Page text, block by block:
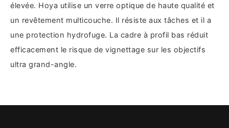
élevée. Hoya utilise un verre optique de haute qualité et
un revêtement multicouche. Il résiste aux tâches et il a
une protection hydrofuge. La cadre à profil bas réduit
efficacement le risque de vignettage sur les objectifs
ultra grand-angle.